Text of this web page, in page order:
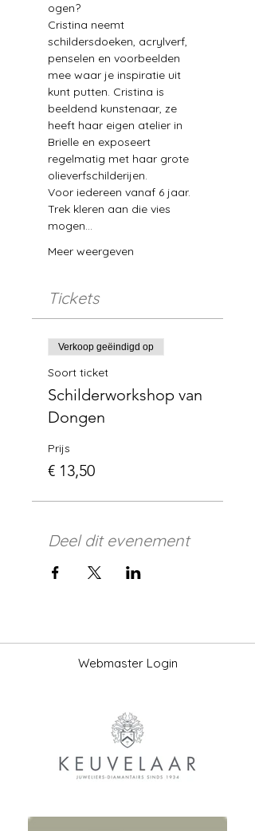
ogen?
Cristina neemt
schildersdoeken, acrylverf,
penselen en voorbeelden
mee waar je inspiratie uit
kunt putten. Cristina is
beeldend kunstenaar, ze
heeft haar eigen atelier in
Brielle en exposeert
regelmatig met haar grote
olieverfschilderijen.
Voor iedereen vanaf 6 jaar.
Trek kleren aan die vies
mogen…
Meer weergeven
Tickets
Verkoop geëindigd op
Soort ticket
Schilderworkshop van
Dongen
Prijs
€ 13,50
Deel dit evenement
Webmaster Login